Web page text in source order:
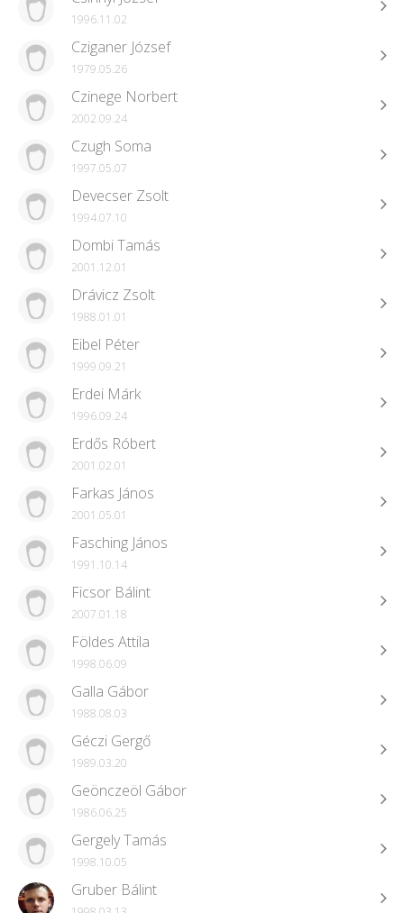
1996.11.02
Cziganer József
1979.05.26
Czinege Norbert
2002.09.24
Czugh Soma
1997.05.07
Devecser Zsolt
1994.07.10
Dombi Tamás
2001.12.01
Drávicz Zsolt
1988.01.01
Eibel Péter
1999.09.21
Erdei Márk
1996.09.24
Erdős Róbert
2001.02.01
Farkas János
2001.05.01
Fasching János
1991.10.14
Ficsor Bálint
2007.01.18
Földes Attila
1998.06.09
Galla Gábor
1988.08.03
Géczi Gergő
1989.03.20
Geönczeöl Gábor
1986.06.25
Gergely Tamás
1998.10.05
Gruber Bálint